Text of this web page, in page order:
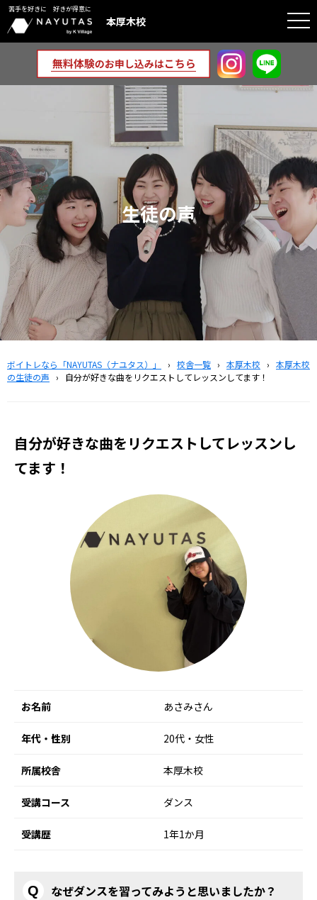
苦手を好きに 好きが得意に
本厚木校
生徒の声
ボイトレなら「NAYUTAS（ナユタス）」 › 校舎一覧 › 本厚木校 › 本厚木校
の生徒の声 › 自分が好きな曲をリクエストしてレッスンしてます！
自分が好きな曲をリクエストしてレッスンし
てます！
お名前 あさみさん
年代・性別 20代・女性
所属校舎 本厚木校
受講コース ダンス
受講歴 1年1か月
Q なぜダンスを習ってみようと思いましたか？